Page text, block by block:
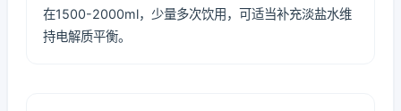
在1500-2000ml，少量多次饮用，可适当补充淡盐水维
持电解质平衡。